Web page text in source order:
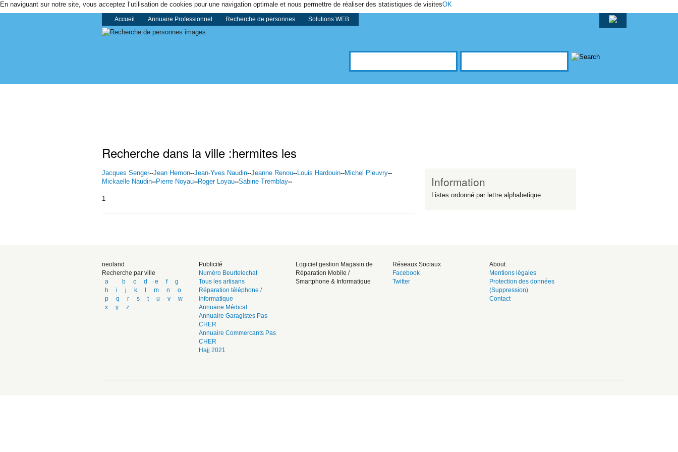
En naviguant sur notre site, vous acceptez l’utilisation de cookies pour une navigation optimale et nous permettre de réaliser des statistiques de visitesOK
Accueil Annuaire Professionnel Recherche de personnes Solutions WEB
Recherche dans la ville :hermites les
Jacques Senger--Jean Hemon--Jean-Yves Naudin--Jeanne Renou--Louis Hardouin--Michel Pleuvry--
Mickaelle Naudin--Pierre Noyau--Roger Loyau--Sabine Tremblay--
1
Information
Listes ordonné par lettre alphabetique
neoland
Recherche par ville
a
b c d e f
g
h
i j k l m n
o
p
q r s t u v
w
x
y z
Publicité
Numéro Beurtelechat
Tous les artisans
Réparation téléphone /
informatique
Annuaire Médical
Annuaire Garagistes Pas
CHER
Annuaire Commercants Pas
CHER
Hajj 2021
Logiciel gestion Magasin de
Réparation Mobile /
Smartphone & Informatique
Réseaux Sociaux
Facebook
Twitter
About
Mentions légales
Protection des données
(Suppression)
Contact